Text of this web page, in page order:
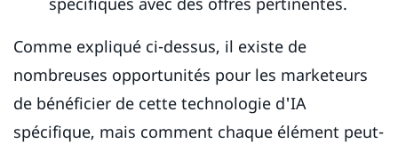
Comme expliqué ci-dessus, il existe de
nombreuses opportunités pour les marketeurs
de bénéficier de cette technologie d'IA
spécifique, mais comment chaque élément peut-